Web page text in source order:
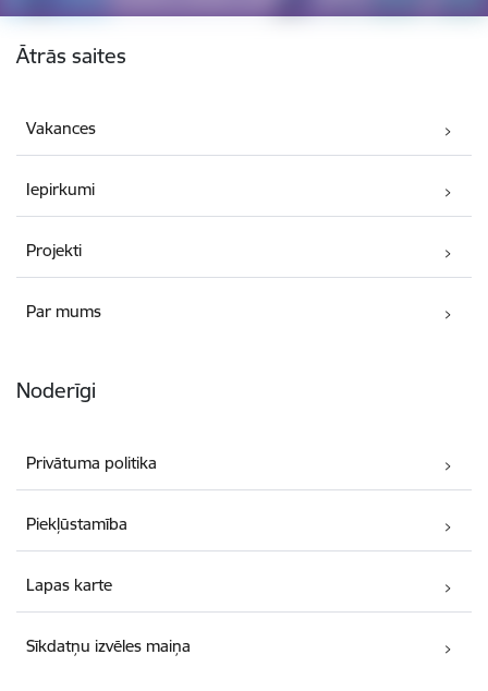
Kājene
Ātrās saites
Vakances
Iepirkumi
Projekti
Par mums
Noderīgi
Privātuma politika
Piekļūstamība
Lapas karte
Sīkdatņu izvēles maiņa